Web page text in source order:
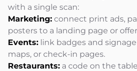
with a single scan:
Marketing: connect print ads,
posters to a landing page or
Events: link badges and
maps, or check-in pages.
Restaurants: a code on the